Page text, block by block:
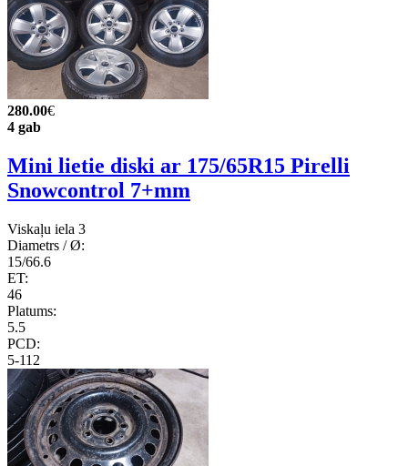
280.00€
4 gab
Mini lietie diski ar 175/65R15 Pirelli
Snowcontrol 7+mm
Viskaļu iela 3
Diametrs / Ø:
15/66.6
ET:
46
Platums:
5.5
PCD:
5-112